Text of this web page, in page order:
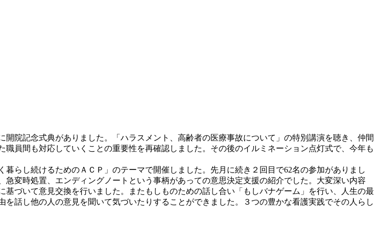
院記念式典がありました。「ハラスメント、高齢者の医療事故について」の特別講演を聴き、仲間
員間も対応していくことの重要性を再確認しました。その後のイルミネーション点灯式で、今年も
らし続けるためのＡＣＰ」のテーマで開催しました。先月に続き２回目で62名の参加がありまし
変時処置、エンディングノートという事柄があっての意思決定支援の紹介でした。大変深い内容
づいて意見交換を行いました。またもしものための話し合い「もしバナゲーム」を行い、人生の最
話し他の人の意見を聞いて気づいたりすることができました。３つの豊かな看護実践でその人らし